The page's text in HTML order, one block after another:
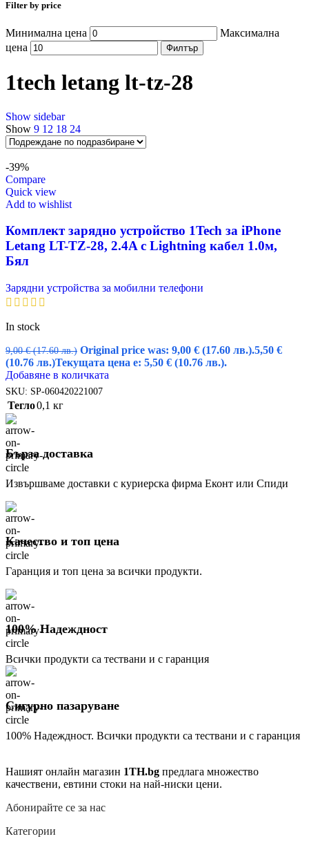
Filter by price
Минимална цена
Максимална
цена
Филтър
1tech letang lt-tz-28
Show sidebar
Show 9 12 18 24
-39%
Compare
Quick view
Add to wishlist
Комплект зарядно устройство 1Tech за iPhone
Letang LT-TZ-28, 2.4A с Lightning кабел 1.0м,
Бял
Зарядни устройства за мобилни телефони
In stock
9,00€ (17.60 лв.) Original price was: 9,00 € (17.60 лв.).5,50 €
(10.76 лв.)Текущата цена е: 5,50 € (10.76 лв.).
Добавяне в количката
SKU: SP-060420221007
Тегло0,1 кг
Бърза доставка
Извършваме доставки с куриерска фирма Еконт или Спиди
Качество и топ цена
Гаранция и топ цена за всички продукти.
100% Надеждност
Всички продукти са тествани и с гаранция
Сигурно пазаруване
100% Надеждност. Всички продукти са тествани и с гаранция
Нашият онлайн магазин 1TH.bg предлага множество
качествени, евтини стоки на най-ниски цени.
Абонирайте се за нас
Категории